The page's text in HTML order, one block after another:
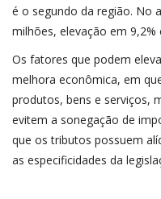
é o segundo da região. No
milhões, elevação em 9,2%
Os fatores que podem
melhora econômica, em
produtos, bens e serviços,
evitem a sonegação de
que os tributos possuem
as especificidades da